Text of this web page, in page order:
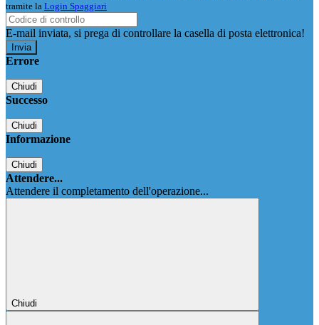
tramite la Login Spaggiari
E-mail inviata, si prega di controllare la casella di posta elettronica!
Errore
Chiudi
Successo
Chiudi
Informazione
Chiudi
Attendere...
Attendere il completamento dell'operazione...
Chiudi